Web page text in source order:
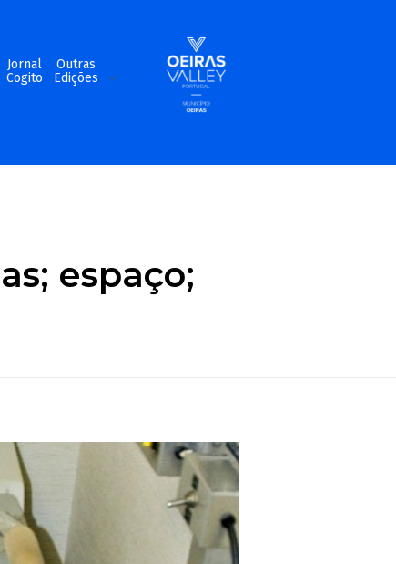
Jornal
Cogito
Outras
Edições
espaço;